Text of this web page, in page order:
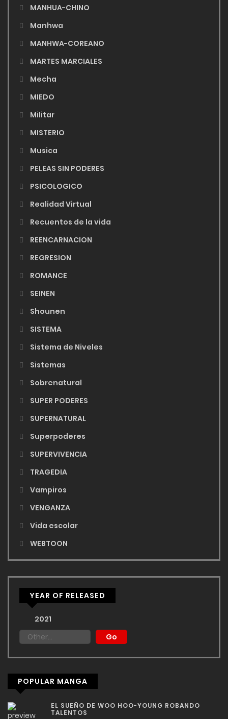
MANHUA-CHINO
Manhwa
MANHWA-COREANO
MARTES MARCIALES
Mecha
MIEDO
Militar
MISTERIO
Musica
PELEAS SIN PODERES
PSICOLOGICO
Realidad Virtual
Recuentos de la vida
REENCARNACION
REGRESION
ROMANCE
SEINEN
Shounen
SISTEMA
Sistema de Niveles
Sistemas
Sobrenatural
SUPER PODERES
SUPERNATURAL
Superpoderes
SUPERVIVENCIA
TRAGEDIA
Vampiros
VENGANZA
Vida escolar
WEBTOON
YEAR OF RELEASED
2021
POPULAR MANGA
EL SUEÑO DE WOO HOO-YOUNG ROBANDO
TALENTOS